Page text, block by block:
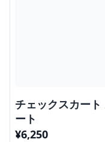
チェックスカー
ート
¥6,250